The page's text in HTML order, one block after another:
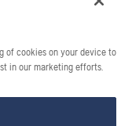
riservati.
of cookies on your device to
in our marketing efforts.